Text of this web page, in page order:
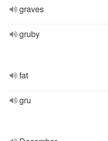
graves
gruby
fat
gru